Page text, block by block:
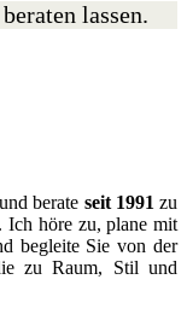
lassen.
berate seit 1991 zu
Ich höre zu, plane mit
begleite Sie von der
zu Raum, Stil und